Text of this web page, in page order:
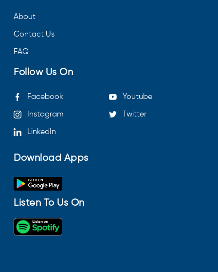
About
Contact Us
FAQ
Follow Us On
Facebook Youtube
Instagram Twitter
LinkedIn
Download Apps
Listen To Us On